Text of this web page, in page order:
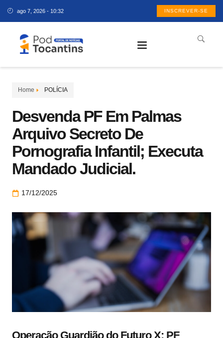
ago 7, 2026 - 10:32 INSCREVER-SE
Home POLÍCIA
Desvenda PF Em Palmas
Arquivo Secreto De
Pornografia Infantil; Executa
Mandado Judicial.
17/12/2025
Operação Guardião do Futuro X: PF